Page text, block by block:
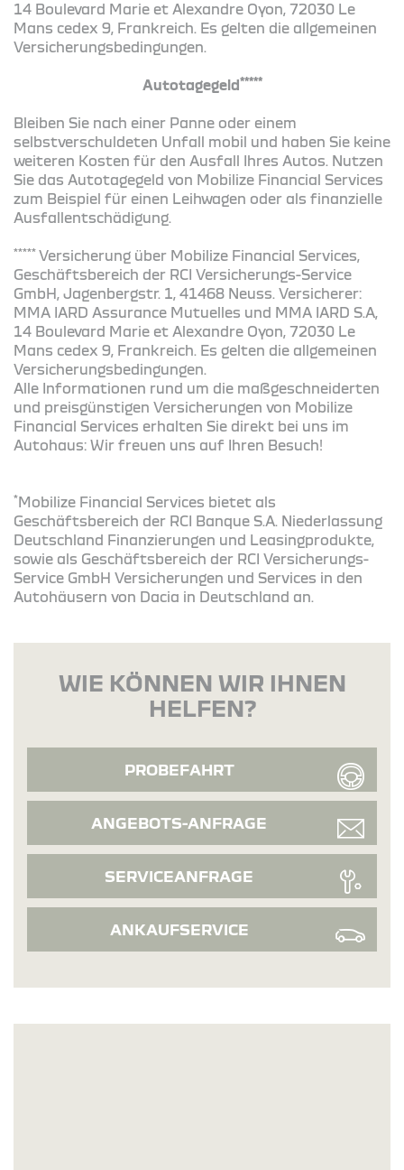
14 Boulevard Marie et Alexandre Oyon, 72030 Le
Mans cedex 9, Frankreich. Es gelten die allgemeinen
Versicherungsbedingungen.
Autotagegeld*****
Bleiben Sie nach einer Panne oder einem
selbstverschuldeten Unfall mobil und haben Sie keine
weiteren Kosten für den Ausfall Ihres Autos. Nutzen
Sie das Autotagegeld von Mobilize Financial Services
zum Beispiel für einen Leihwagen oder als finanzielle
Ausfallentschädigung.
***** Versicherung über Mobilize Financial Services,
Geschäftsbereich der RCI Versicherungs-Service
GmbH, Jagenbergstr. 1, 41468 Neuss. Versicherer:
MMA IARD Assurance Mutuelles und MMA IARD S.A,
14 Boulevard Marie et Alexandre Oyon, 72030 Le
Mans cedex 9, Frankreich. Es gelten die allgemeinen
Versicherungsbedingungen.
Alle Informationen rund um die maßgeschneiderten
und preisgünstigen Versicherungen von Mobilize
Financial Services erhalten Sie direkt bei uns im
Autohaus: Wir freuen uns auf Ihren Besuch!
*Mobilize Financial Services bietet als
Geschäftsbereich der RCI Banque S.A. Niederlassung
Deutschland Finanzierungen und Leasingprodukte,
sowie als Geschäftsbereich der RCI Versicherungs-
Service GmbH Versicherungen und Services in den
Autohäusern von Dacia in Deutschland an.
WIE KÖNNEN WIR IHNEN
HELFEN?
PROBEFAHRT
ANGEBOTS-ANFRAGE
SERVICEANFRAGE
ANKAUFSERVICE